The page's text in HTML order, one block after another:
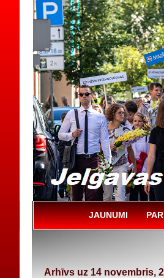
JAUNUMI
Arhīvs uz 14 novembris,